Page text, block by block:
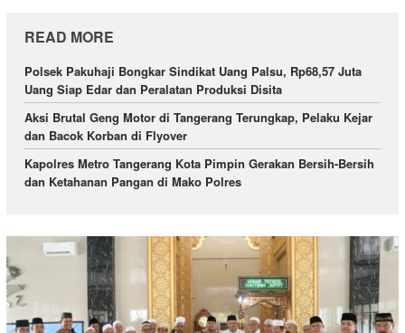
READ MORE
Polsek Pakuhaji Bongkar Sindikat Uang Palsu, Rp68,57 Juta
Uang Siap Edar dan Peralatan Produksi Disita
Aksi Brutal Geng Motor di Tangerang Terungkap, Pelaku Kejar
dan Bacok Korban di Flyover
Kapolres Metro Tangerang Kota Pimpin Gerakan Bersih-Bersih
dan Ketahanan Pangan di Mako Polres